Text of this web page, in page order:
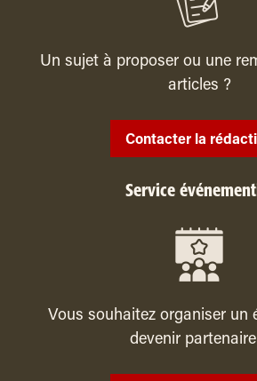
Un sujet à proposer ou une
articles ?
Contacter la
Service
Vous souhaitez organiser un
devenir